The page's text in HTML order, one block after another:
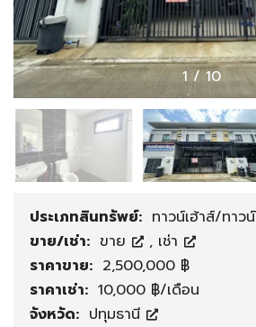
1 /10
ประเภทสินทรัพย์: ทาวน์เฮ้าส์/ทาว
ขาย/เช่า: ขาย , เช่า
ราคาขาย: 2,500,000 ฿
ราคาเช่า: 10,000 ฿/เดือน
จังหวัด: ปทุมธานี